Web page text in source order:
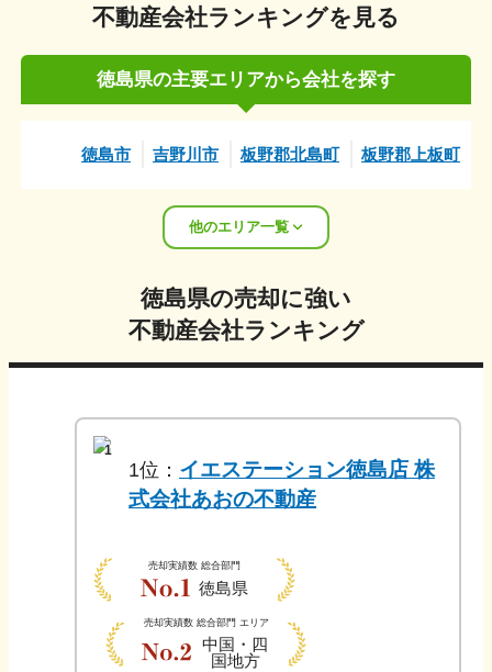
不動産会社ランキングを見る
徳島県の主要エリアから会社を探す
徳島市 吉野川市 板野郡北島町 板野郡上板町
他のエリア一覧
徳島県の売却に強い
不動産会社ランキング
1
1位： イエステーション徳島店 株
式会社あおの不動産
売却実績数 総合部門
徳島県
売却実績数 総合部門 エリア
中国・四
国地方